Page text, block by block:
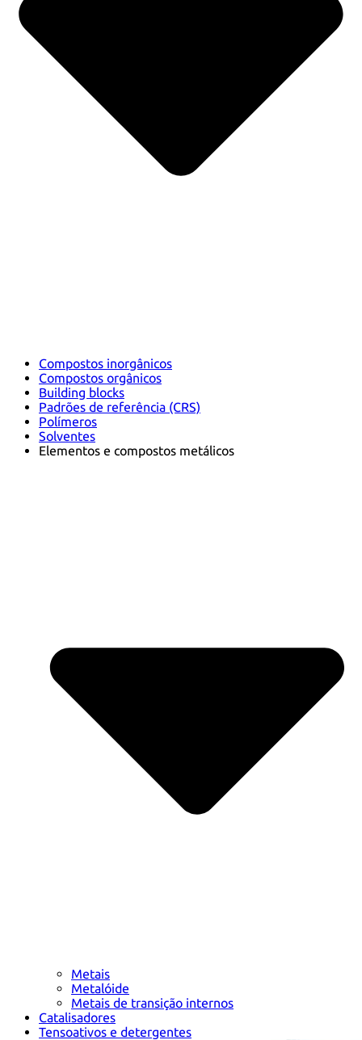
Compostos inorgânicos
Compostos orgânicos
Building blocks
Padrões de referência (CRS)
Polímeros
Solventes
Elementos e compostos metálicos
Metais
Metalóide
Metais de transição internos
Catalisadores
Tensoativos e detergentes